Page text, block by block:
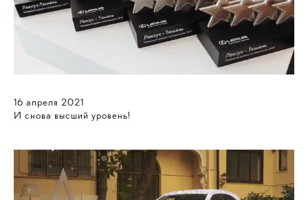
16 апреля 2021
И снова высший уровень!